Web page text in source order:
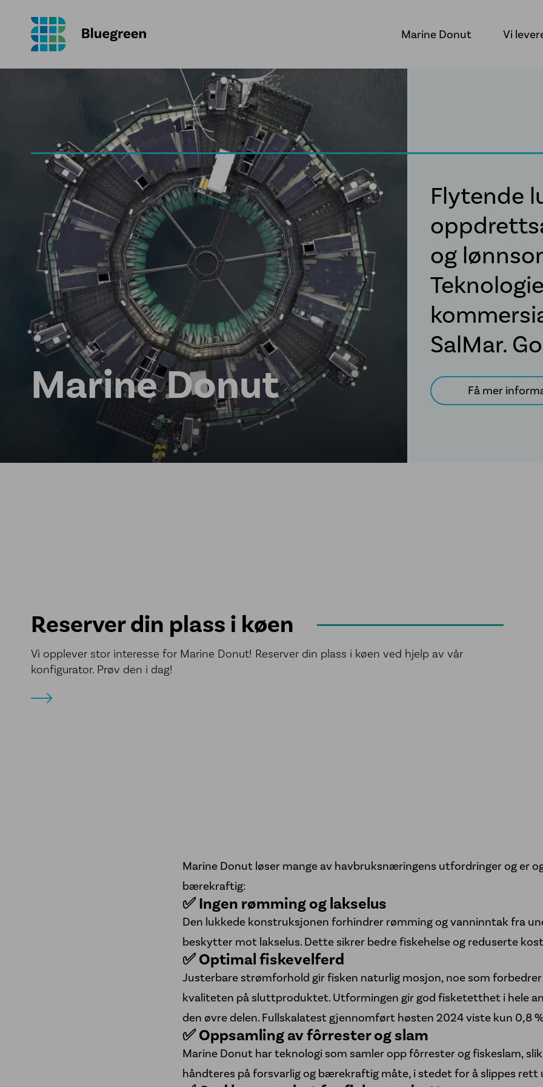
Marine Donut Vi
Marine Donut
Flytende
og
SalMar.
Få mer
Reserver din plass i køen
Vi opplever stor interesse for Marine Donut! Reserver din plass i køen ved hjelp av vår
konfigurator. Prøv den i dag!
Marine Donut løser mange av havbruksnæringens utfordringer og er
bærekraftig:
✅ Ingen rømming og lakselus
Den lukkede konstruksjonen forhindrer rømming og vanninntak fra
beskytter mot lakselus. Dette sikrer bedre fiskehelse og reduserte
✅ Optimal fiskevelferd
Justerbare strømforhold gir fisken naturlig mosjon, noe som
kvaliteten på sluttproduktet. Utformingen gir god fisketetthet i hele
den øvre delen. Fullskalatest gjennomført høsten 2024 viste kun 0,8
✅ Oppsamling av fôrrester og slam
Marine Donut har teknologi som samler opp fôrrester og fiskeslam,
håndteres på forsvarlig og bærekraftig måte, i stedet for å slippes rett